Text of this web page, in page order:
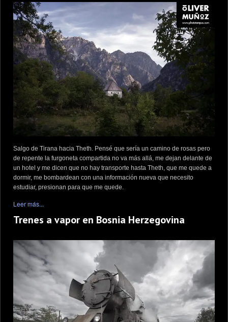
Salgo de Tirana hacia Theth. Pensé que sería un camino de rosas pero
de repente la furgoneta compartida no va más allá, me dejan delante de
un hotel y me dicen que no hay transporte hasta Theth, que me quede a
dormir, me bombardean con una información nueva que necesito
estudiar, presionan para que me quede.
Leer más...
Trenes a vapor en Bosnia Herzegovina